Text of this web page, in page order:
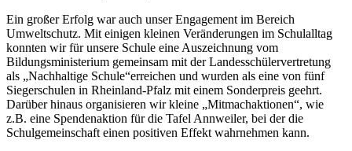
Ein großer Erfolg war auch unser Engagement im Bereich
Umweltschutz. Mit einigen kleinen Veränderungen im Schulalltag
konnten wir für unsere Schule eine Auszeichnung vom
Bildungsministerium gemeinsam mit der Landesschülervertretung
als „Nachhaltige Schule“erreichen und wurden als eine von fünf
Siegerschulen in Rheinland-Pfalz mit einem Sonderpreis geehrt.
Darüber hinaus organisieren wir kleine „Mitmachaktionen“, wie
z.B. eine Spendenaktion für die Tafel Annweiler, bei der die
Schulgemeinschaft einen positiven Effekt wahrnehmen kann.